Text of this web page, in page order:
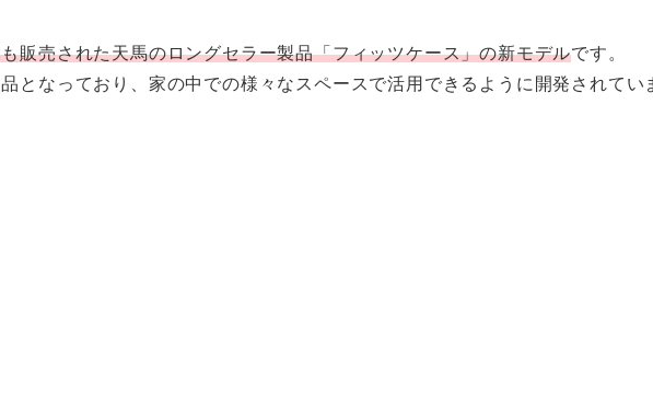
販売された天馬のロングセラー製品「フィッツケース」の新モデルです。
となっており、家の中での様々なスペースで活用できるように開発されてい